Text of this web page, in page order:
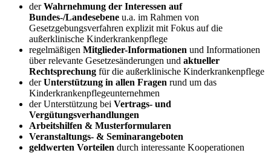
derWahrnehmung der Interessen auf
Bundes-/Landesebene u.a. im Rahmen von
Gesetzgebungsverfahren explizit mit Fokus auf die
außerklinische Kinderkrankenpflege
regelmäßigen Mitglieder-Informationen und Informationen
über relevante Gesetzesänderungen und aktueller
Rechtsprechung für die außerklinische Kinderkrankenpflege
derUnterstützung in allen Fragen rund um das
Kinderkrankenpflegeunternehmen
der Unterstützung bei Vertrags- und
Vergütungsverhandlungen
Arbeitshilfen & Musterformularen
Veranstaltungs- & Seminarangeboten
geldwerten Vorteilen durch interessante Kooperationen